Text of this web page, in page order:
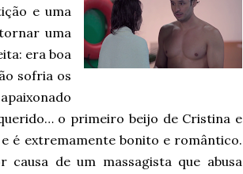
e uma
uma
era boa
sofria os
o primeiro beijo de Cristina e
é extremamente bonito e romântico.
de um massagista que abusa